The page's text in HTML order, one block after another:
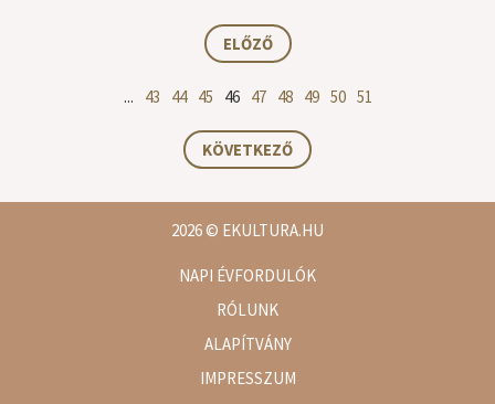
ELŐZŐ
... 43 44 45 46 47 48 49 50 51
KÖVETKEZŐ
2026© EKULTURA.HU
NAPI ÉVFORDULÓK
RÓLUNK
ALAPÍTVÁNY
IMPRESSZUM